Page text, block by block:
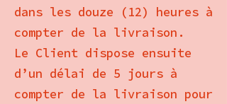
dans les douze (12) heures à
compter de la livraison.
Le Client dispose ensuite
d’un délai de 5 jours à
compter de la livraison pour